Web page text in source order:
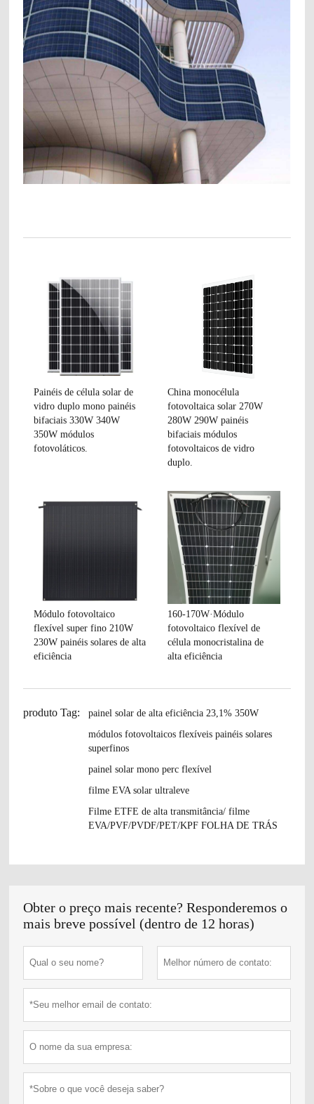
Painéis de célula solar de
vidro duplo mono painéis
bifaciais 330W 340W
350W módulos
fotovoláticos.
China monocélula
fotovoltaica solar 270W
280W 290W painéis
bifaciais módulos
fotovoltaicos de vidro
duplo.
Módulo fotovoltaico
flexível super fino 210W
230W painéis solares de alta
eficiência
160-170W·Módulo
fotovoltaico flexível de
célula monocristalina de
alta eficiência
produto Tag:
painel solar de alta eficiência 23,1% 350W
módulos fotovoltaicos flexíveis painéis solares
superfinos
painel solar mono perc flexível
filme EVA solar ultraleve
Filme ETFE de alta transmitância/ filme
EVA/PVF/PVDF/PET/KPF FOLHA DE TRÁS
Obter o preço mais recente? Responderemos o
mais breve possível (dentro de 12 horas)